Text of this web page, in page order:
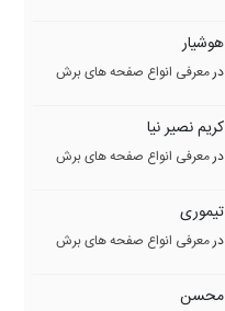
هوشیار
درمعرفی انواع صفحه های برش
کریم نصیر نیا
درمعرفی انواع صفحه های برش
تیموری
درمعرفی انواع صفحه های برش
محسن